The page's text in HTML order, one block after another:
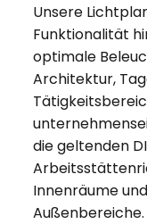
Unsere
Funktionalität
optimale
Architektur,
die geltenden
Innenräume
Außenbereiche.